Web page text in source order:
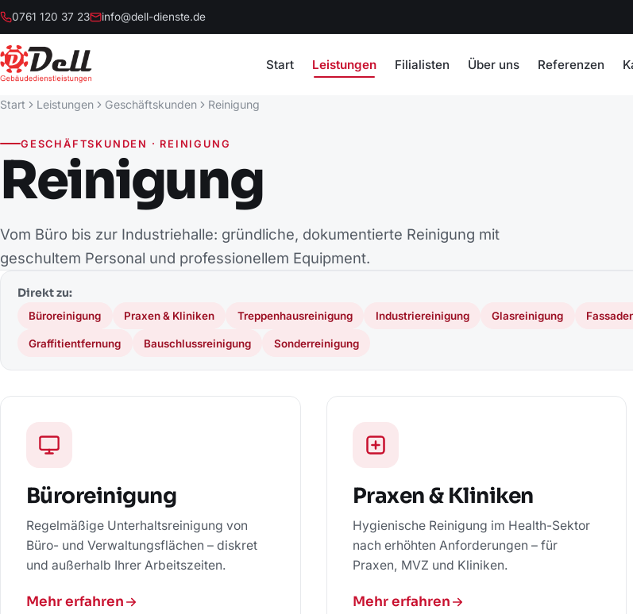
0761 120 37 23 info@dell-dienste.de
Start Leistungen Filialisten Über uns Referenzen
Start Leistungen Geschäftskunden Reinigung
GESCHÄFTSKUNDEN · REINIGUNG
Reinigung
Vom Büro bis zur Industriehalle: gründliche, dokumentierte Reinigung mit
geschultem Personal und professionellem Equipment.
Direkt zu:
Büroreinigung Praxen & Kliniken Treppenhausreinigung Industriereinigung Glasreinigung
Graffitientfernung Bauschlussreinigung Sonderreinigung
Büroreinigung
Regelmäßige Unterhaltsreinigung von
Büro- und Verwaltungsflächen – diskret
und außerhalb Ihrer Arbeitszeiten.
Mehr erfahren
Praxen & Kliniken
Hygienische Reinigung im Health-Sektor
nach erhöhten Anforderungen – für
Praxen, MVZ und Kliniken.
Mehr erfahren